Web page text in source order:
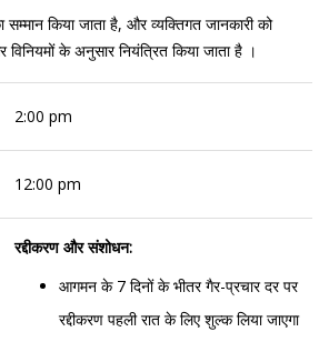
सम्मान किया जाता है, और व्यक्तिगत जानकारी को
विनियमों के अनुसार नियंत्रित किया जाता है ।
2:00 pm
12:00 pm
रद्दीकरण और संशोधन:
आगमन के 7 दिनों के भीतर गैर-प्रचार दर पर
रद्दीकरण पहली रात के लिए शुल्क लिया जाएगा